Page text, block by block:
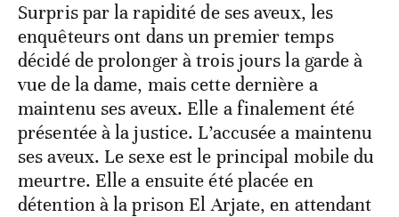
Surpris par la rapidité de ses aveux, les
enquêteurs ont dans un premier temps
décidé de prolonger à trois jours la garde à
vue de la dame, mais cette dernière a
maintenu ses aveux. Elle a finalement été
présentée à la justice. L’accusée a maintenu
ses aveux. Le sexe est le principal mobile du
meurtre. Elle a ensuite été placée en
détention à la prison El Arjate, en attendant